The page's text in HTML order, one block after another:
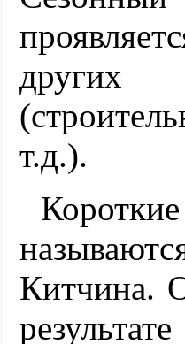
т.д.).
Китчина.